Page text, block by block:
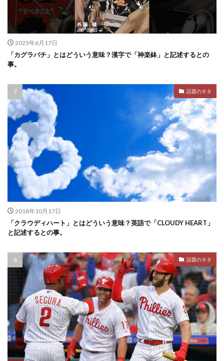
2025年6月17日
「カグラバチ」とはどういう意味？漢字で「神楽鉢」と記述するとの
事。
話題のネタ
2018年10月17日
「クラウディハート」とはどういう意味？英語で「CLOUDY HEART」
と記述するとの事。
話題のネタ